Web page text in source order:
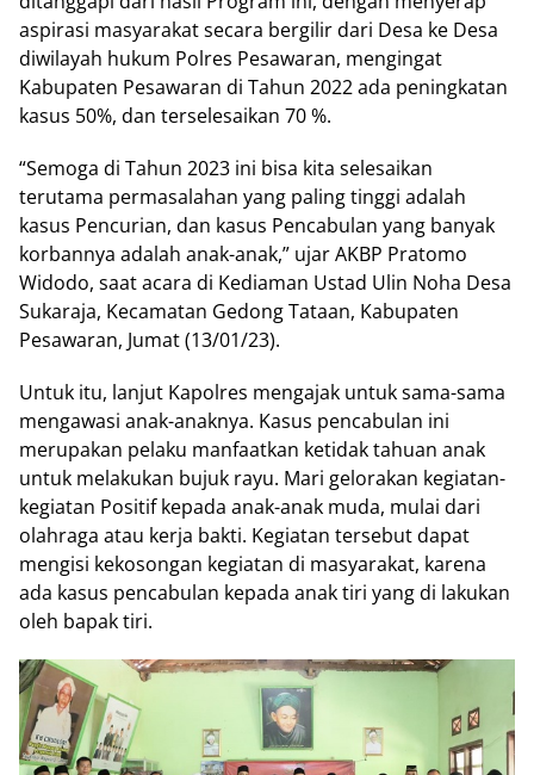
aspirasi masyarakat secara bergilir dari Desa ke Desa
diwilayah hukum Polres Pesawaran, mengingat
Kabupaten Pesawaran di Tahun 2022 ada peningkatan
kasus 50%, dan terselesaikan 70 %.
“Semoga di Tahun 2023 ini bisa kita selesaikan
terutama permasalahan yang paling tinggi adalah
kasus Pencurian, dan kasus Pencabulan yang banyak
korbannya adalah anak-anak,” ujar AKBP Pratomo
Widodo, saat acara di Kediaman Ustad Ulin Noha Desa
Sukaraja, Kecamatan Gedong Tataan, Kabupaten
Pesawaran, Jumat (13/01/23).
Untuk itu, lanjut Kapolres mengajak untuk sama-sama
mengawasi anak-anaknya. Kasus pencabulan ini
merupakan pelaku manfaatkan ketidak tahuan anak
untuk melakukan bujuk rayu. Mari gelorakan kegiatan-
kegiatan Positif kepada anak-anak muda, mulai dari
olahraga atau kerja bakti. Kegiatan tersebut dapat
mengisi kekosongan kegiatan di masyarakat, karena
ada kasus pencabulan kepada anak tiri yang di lakukan
oleh bapak tiri.